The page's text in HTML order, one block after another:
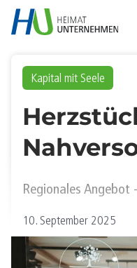
Kapital mit Seele
Regionales
10. September 2025